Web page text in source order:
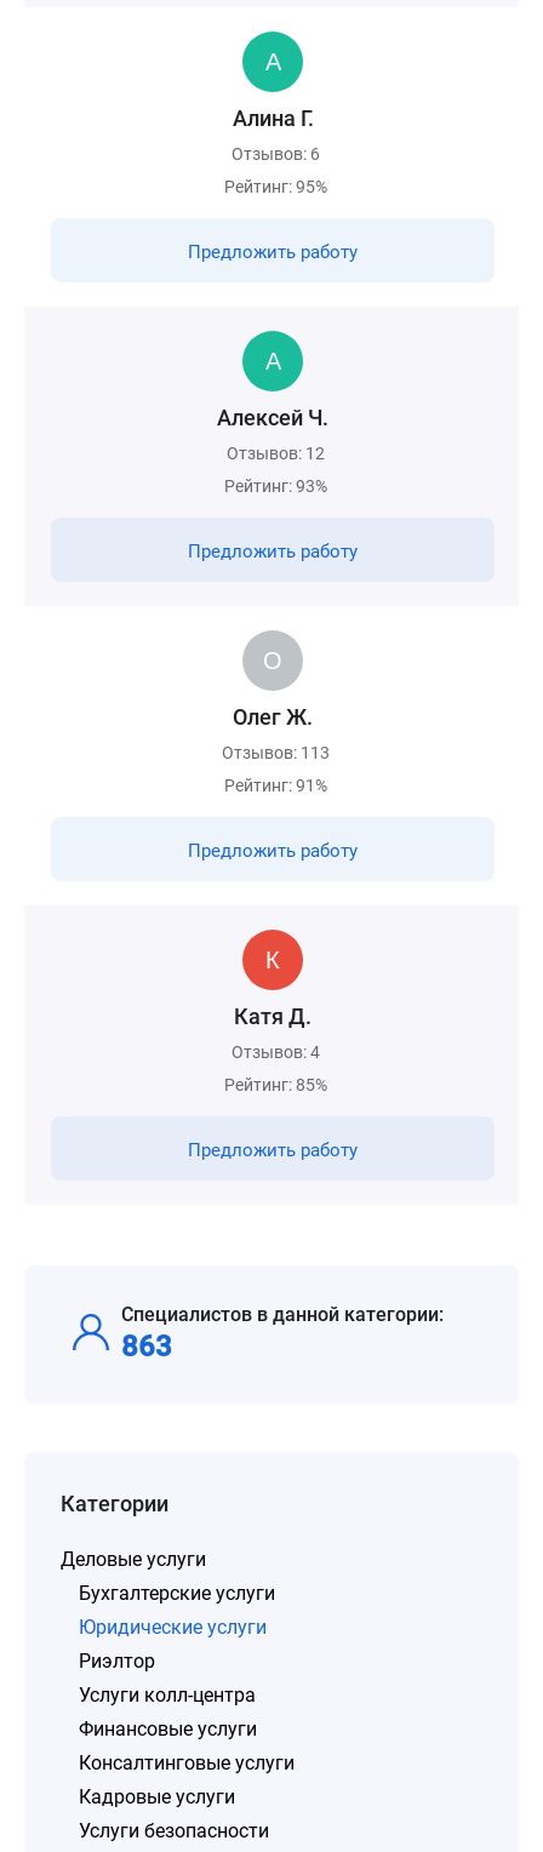
Алина Г.
Отзывов: 6
Рейтинг: 95%
Предложить работу
Алексей Ч.
Отзывов: 12
Рейтинг: 93%
Предложить работу
Олег Ж.
Отзывов: 113
Рейтинг: 91%
Предложить работу
Катя Д.
Отзывов: 4
Рейтинг: 85%
Предложить работу
Специалистов в данной категории:
863
Категории
Деловые услуги
Бухгалтерские услуги
Юридические услуги
Риэлтор
Услуги колл-центра
Финансовые услуги
Консалтинговые услуги
Кадровые услуги
Услуги безопасности